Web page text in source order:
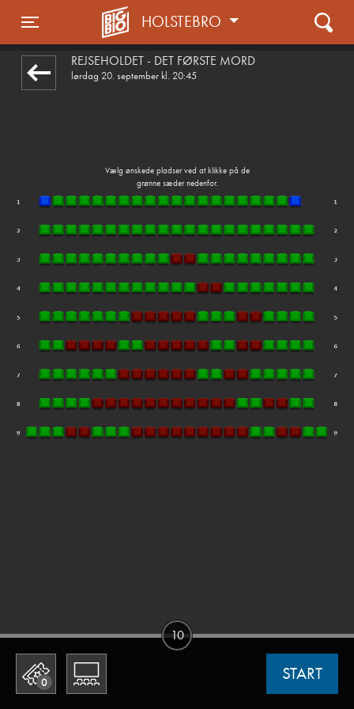
Toggle navigation
HOLSTEBRO
REJSEHOLDET - DET FØRSTE MORD
lørdag 20. september kl. 20:45
Vælg ønskede pladser ved at klikke på de
grønne sæder nedenfor.
0 START
10
1step-front02 070513